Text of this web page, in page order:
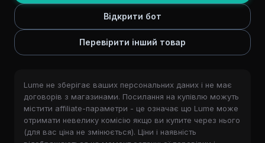
Відкрити бот
Перевірити інший товар
Lume не зберігає ваших персональних даних і не має
договорів з магазинами. Посилання на купівлю можуть
містити affiliate-параметри - це означає що Lume може
отримати невелику комісію якщо ви купите через нього
(для вас ціна не змінюється). Ціни і наявність